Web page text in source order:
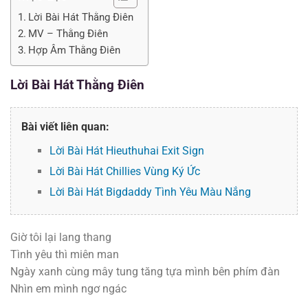
Lời Bài Hát Thằng Điên
MV – Thằng Điên
Hợp Âm Thằng Điên
Lời Bài HátThằng Điên
Bài viết liên quan:
Lời Bài Hát Hieuthuhai Exit Sign
Lời Bài Hát Chillies Vùng Ký Ức
Lời Bài Hát Bigdaddy Tình Yêu Màu Nắng
Giờ tôi lại lang thang
Tình yêu thì miên man
Ngày xanh cùng mây tung tăng tựa mình bên phím đàn
Nhìn em mình ngơ ngác